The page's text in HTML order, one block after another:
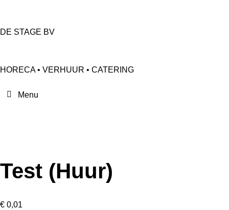
DE STAGE BV
HORECA • VERHUUR • CATERING
Test (Huur)
€ 0,01